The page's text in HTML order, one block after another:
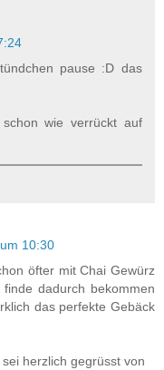
pause :D das
wie verrückt auf
10:30
öfter mit Chai Gewürz
dadurch bekommen
das perfekte Gebäck
herzlich gegrüsst von